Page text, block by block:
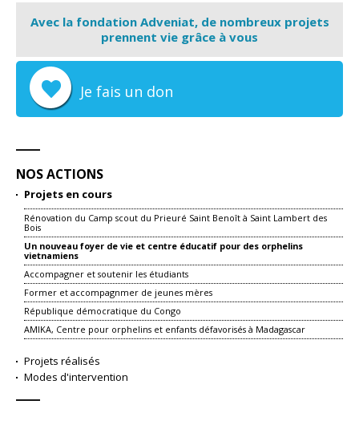
Avec la fondation Adveniat, de nombreux projets
prennent vie grâce à vous
Je fais un don
NAVIGATION
NOS ACTIONS
Projets en cours
Rénovation du Camp scout du Prieuré Saint Benoît à Saint Lambert des
Bois
Un nouveau foyer de vie et centre éducatif pour des orphelins
vietnamiens
Accompagner et soutenir les étudiants
Former et accompagnmer de jeunes mères
République démocratique du Congo
AMIKA, Centre pour orphelins et enfants défavorisés à Madagascar
Projets réalisés
Modes d'intervention